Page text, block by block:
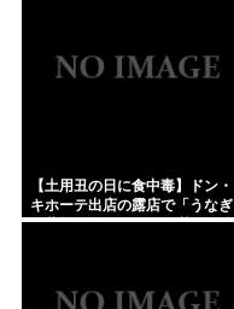
【土用丑の日に食中毒】ドン・
キホーテ出店の露店で「うなぎ
の蒲焼」食べ14人が発熱や下痢